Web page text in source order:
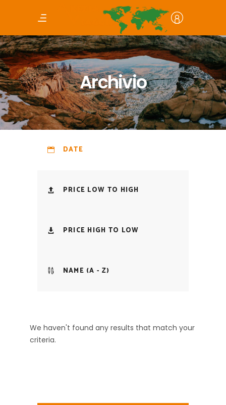
Archivio
DATE
PRICE LOW TO HIGH
PRICE HIGH TO LOW
NAME (A - Z)
We haven't found any results that match your
criteria.